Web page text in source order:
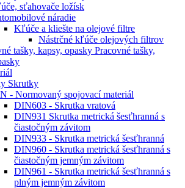
sťahovače ložísk
náradie
Kľúče a kliešte na olejové filtre
Nástrčné kľúče olejových filtrov
Pracovné tašky,
Skrutky
- Normovaný spojovací materiál
DIN603 - Skrutka vratová
DIN931 Skrutka metrická šesťhranná s
čiastočným závitom
DIN933 - Skrutka metrická šesťhranná
DIN960 - Skrutka metrická šesťhranná s
čiastočným jemným závitom
DIN961 - Skrutka metrická šesťhranná s
plným jemným závitom